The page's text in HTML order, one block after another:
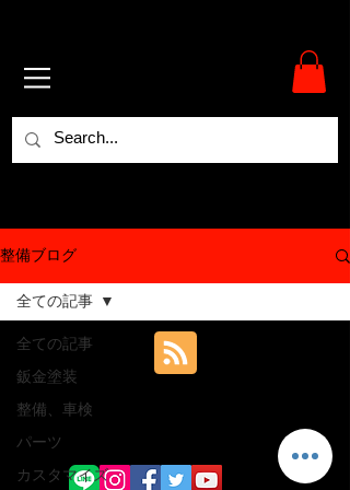
整備ブログ
全ての記事
鈑金塗装
整備、車検
パーツ
カスタマイズ
全ての記事